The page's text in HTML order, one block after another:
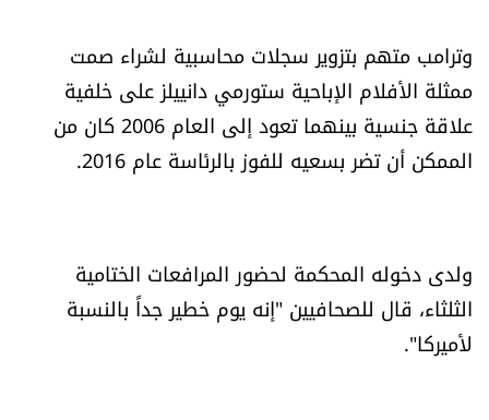
فصل من كتاب
اقرأ تضحك
صحّة وصحن
وترامب متهم بتزوير سجلات محاسبية لشراء صمت
ممثلة الأفلام الإباحية ستورمي دانييلز على خلفية
علاقة جنسية بينهما تعود إلى العام 2006 كان من
الممكن أن تضر بسعيه للفوز بالرئاسة عام 2016.
ولدى دخوله المحكمة لحضور المرافعات الختامية
الثلثاء، قال للصحافيين "إنه يوم خطير جداً بالنسبة
لأميركا".